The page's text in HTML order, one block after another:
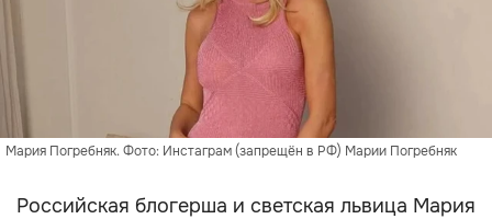
Мария Погребняк. Фото: Инстаграм (запрещён в РФ) Марии Погребняк
Российская блогерша и светская львица Мария